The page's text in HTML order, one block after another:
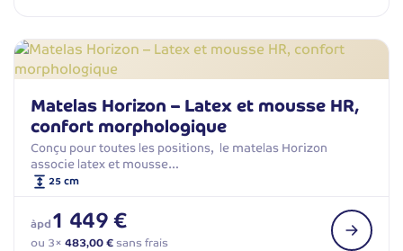
Matelas Horizon – Latex et mousse HR,
confort morphologique
Conçu pour toutes les positions, le matelas Horizon
associe latex et mousse…
25 cm
àpd1 449 €
ou 3× 483,00 €sans frais